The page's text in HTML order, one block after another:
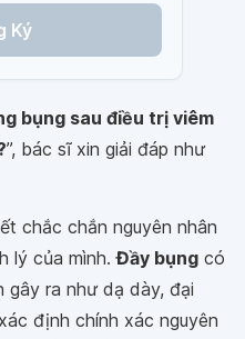
Ký
bụng sau điều trị viêm
”, bác sĩ xin giải đáp như
chắc chắn nguyên nhân
lý của mình.Đầy bụng có
gây ra như dạ dày, đại
định chính xác nguyên